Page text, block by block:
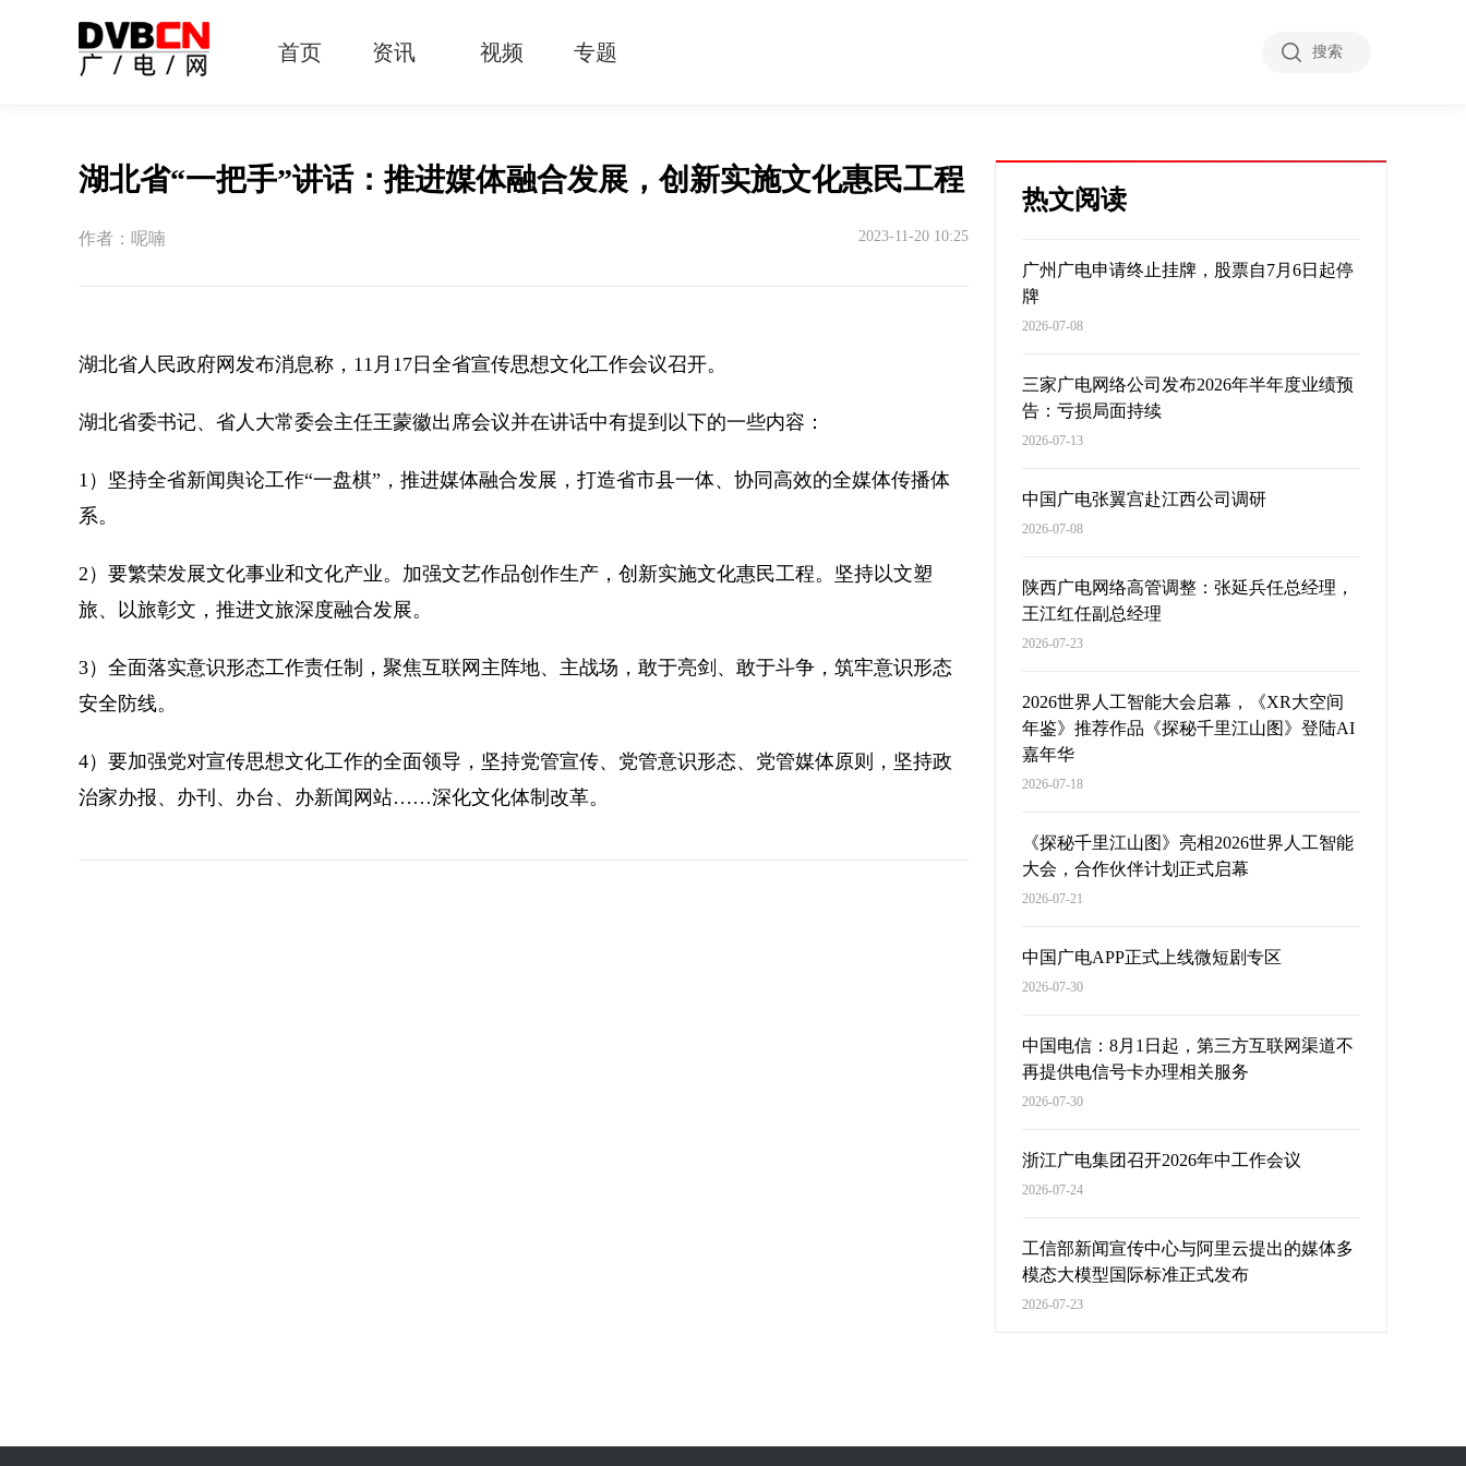
首页 资讯 视频 专题 搜索
湖北省“一把手”讲话：推进媒体融合发展，创新实施文化惠民工程
作者：呢喃 2023-11-20 10:25
湖北省人民政府网发布消息称，11月17日全省宣传思想文化工作会议召开。
湖北省委书记、省人大常委会主任王蒙徽出席会议并在讲话中有提到以下的一些内容：
1）坚持全省新闻舆论工作“一盘棋”，推进媒体融合发展，打造省市县一体、协同高效的全媒体传播体
系。
2）要繁荣发展文化事业和文化产业。加强文艺作品创作生产，创新实施文化惠民工程。坚持以文塑
旅、以旅彰文，推进文旅深度融合发展。
3）全面落实意识形态工作责任制，聚焦互联网主阵地、主战场，敢于亮剑、敢于斗争，筑牢意识形态
安全防线。
4）要加强党对宣传思想文化工作的全面领导，坚持党管宣传、党管意识形态、党管媒体原则，坚持政
治家办报、办刊、办台、办新闻网站……深化文化体制改革。
热文阅读
广州广电申请终止挂牌，股票自7月6日起停
牌
2026-07-08
三家广电网络公司发布2026年半年度业绩预
告：亏损局面持续
2026-07-13
中国广电张翼宫赴江西公司调研
2026-07-08
陕西广电网络高管调整：张延兵任总经理，
王江红任副总经理
2026-07-23
2026世界人工智能大会启幕，《XR大空间
年鉴》推荐作品《探秘千里江山图》登陆AI
嘉年华
2026-07-18
《探秘千里江山图》亮相2026世界人工智能
大会，合作伙伴计划正式启幕
2026-07-21
中国广电APP正式上线微短剧专区
2026-07-30
中国电信：8月1日起，第三方互联网渠道不
再提供电信号卡办理相关服务
2026-07-30
浙江广电集团召开2026年中工作会议
2026-07-24
工信部新闻宣传中心与阿里云提出的媒体多
模态大模型国际标准正式发布
2026-07-23